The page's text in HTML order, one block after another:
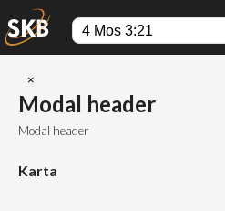
×
Modal header
Modal header
Karta